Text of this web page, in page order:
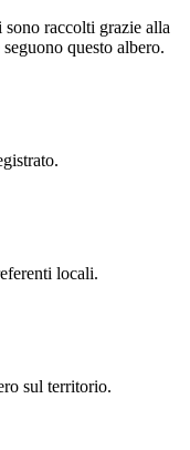
raccolti grazie alla
questo albero.
locali.
sul territorio.